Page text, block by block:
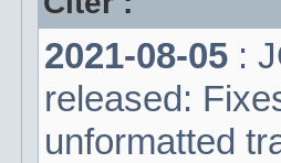
2021-08-05 :
released:
unformatted